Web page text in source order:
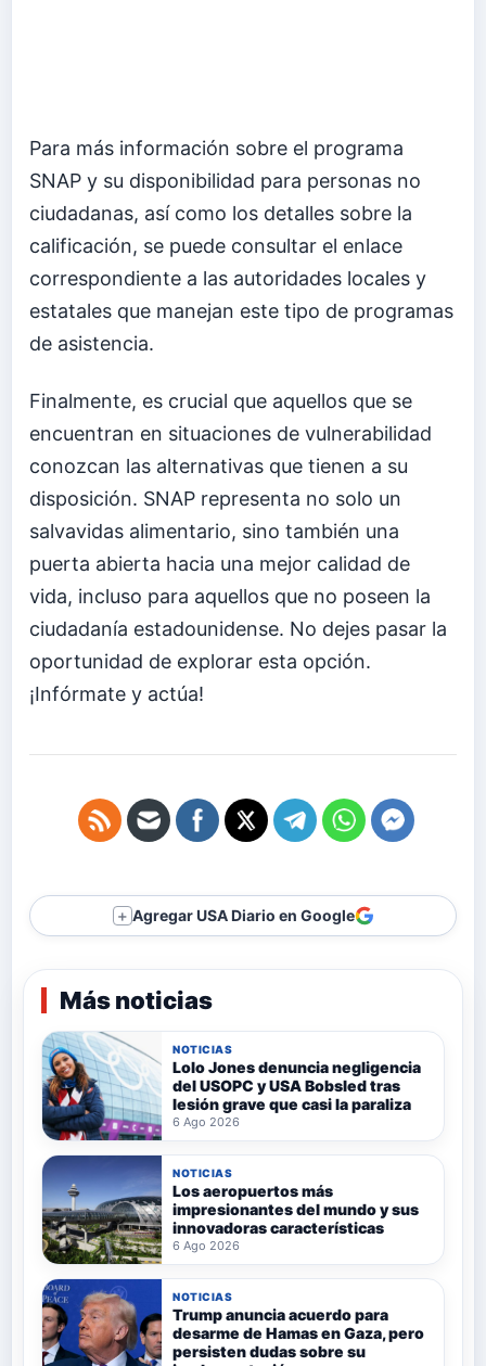
Para más información sobre el programa
SNAP y su disponibilidad para personas no
ciudadanas, así como los detalles sobre la
calificación, se puede consultar el enlace
correspondiente a las autoridades locales y
estatales que manejan este tipo de programas
de asistencia.
Finalmente, es crucial que aquellos que se
encuentran en situaciones de vulnerabilidad
conozcan las alternativas que tienen a su
disposición. SNAP representa no solo un
salvavidas alimentario, sino también una
puerta abierta hacia una mejor calidad de
vida, incluso para aquellos que no poseen la
ciudadanía estadounidense. No dejes pasar la
oportunidad de explorar esta opción.
¡Infórmate y actúa!
＋ Agregar USA Diario en Google
Más noticias
NOTICIAS
Lolo Jones denuncia negligencia
del USOPC y USA Bobsled tras
lesión grave que casi la paraliza
6 Ago 2026
NOTICIAS
Los aeropuertos más
impresionantes del mundo y sus
innovadoras características
6 Ago 2026
NOTICIAS
Trump anuncia acuerdo para
desarme de Hamas en Gaza, pero
persisten dudas sobre su